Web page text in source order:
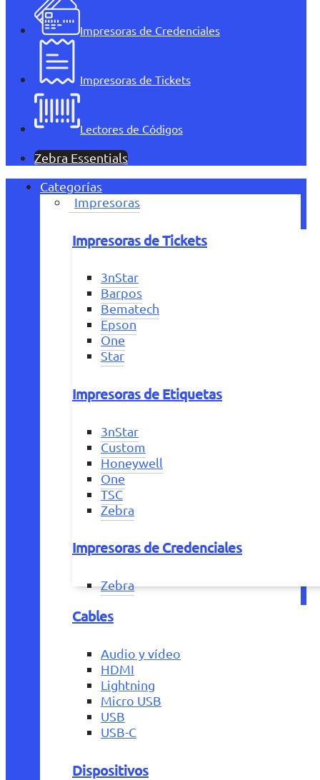
Impresoras de Credenciales
Impresoras de Tickets
Lectores de Códigos
Zebra Essentials
Categorías
Impresoras
Impresoras de Tickets
3nStar
Barpos
Bematech
Epson
One
Star
Impresoras de Etiquetas
3nStar
Custom
Honeywell
One
TSC
Zebra
Impresoras de Credenciales
Zebra
Cables
Audio y vídeo
HDMI
Lightning
Micro USB
USB
USB-C
Dispositivos